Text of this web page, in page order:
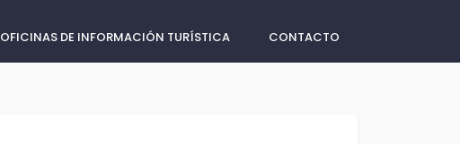
OFICINAS DE INFORMACIÓN TURÍSTICA CONTACTO